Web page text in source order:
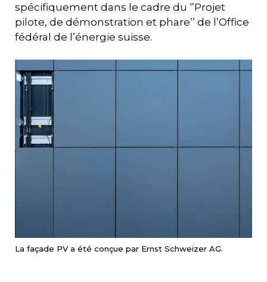
spécifiquement dans le cadre du ‘’Projet
pilote, de démonstration et phare’’ de l’Office
fédéral de l’énergie suisse.
La façade PV a été conçue par Ernst Schweizer AG.